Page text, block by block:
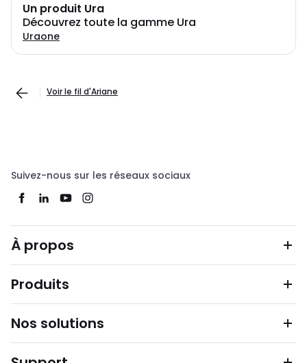
Un produit Ura
Découvrez toute la gamme Ura
Uraone
Voir le fil d'Ariane
Suivez-nous sur les réseaux sociaux
À propos
Produits
Nos solutions